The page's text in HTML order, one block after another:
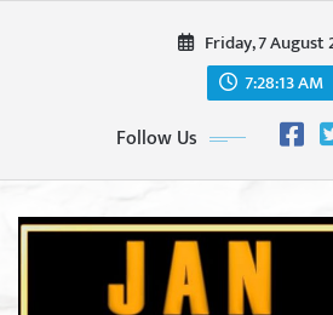
Friday, 7 August
7:28:15 AM
Follow Us